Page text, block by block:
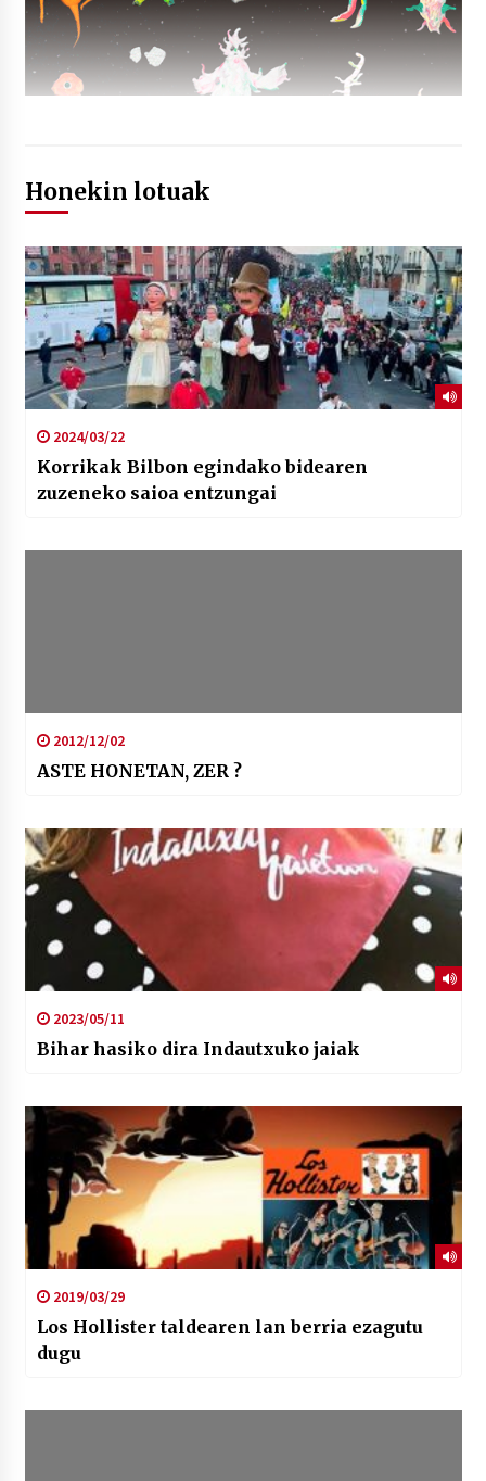
Honekin lotuak
2024/03/22
Korrikak Bilbon egindako bidearen
zuzeneko saioa entzungai
2012/12/02
ASTE HONETAN, ZER ?
2023/05/11
Bihar hasiko dira Indautxuko jaiak
2019/03/29
Los Hollister taldearen lan berria ezagutu
dugu